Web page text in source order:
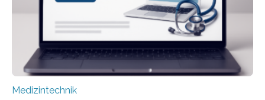
einbeziehen, auf die Menschen keinen bewussten
Einfluss nehmen. Das eröffnet…
Medizintechnik